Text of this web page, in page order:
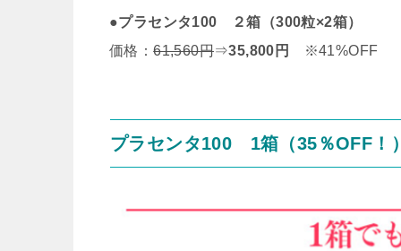
●プラセンタ100 ２箱（300粒×2箱）
価格：61,560円⇒35,800円 ※41%OFF
プラセンタ100 1箱（35％OFF！